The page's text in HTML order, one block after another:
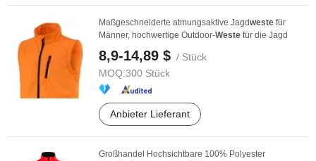
Maßgeschneiderte atmungsaktive Jagdweste für
Männer, hochwertige Outdoor-Weste für die Jagd
8,9-14,89 $ / Stück
MOQ:300 Stück
Anbieter Lieferant
Großhandel Hochsichtbare 100% Polyester